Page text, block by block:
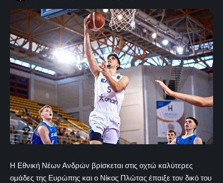
Η Εθνική Νέων Ανδρών βρίσκεται στις οχτώ καλύτερες
ομάδες της Ευρώπης και ο Νίκος Πλώτας έπαιξε τον δικό του